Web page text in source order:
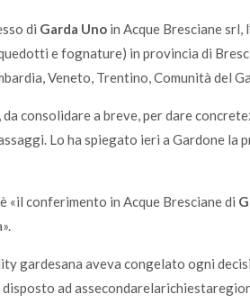
di Garda Uno in Acque Bresciane srl,
e fognature) in provincia di
Veneto, Trentino, Comunità del
consolidare a breve, per dare
Lo ha spiegato ieri a Gardone la
«il conferimento in Acque Bresciane di
gardesana aveva congelato ogni
disposto ad